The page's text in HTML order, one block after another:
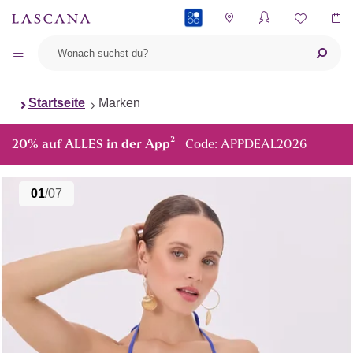
Startseite Marken
20% auf ALLES in der App² | Code: APPDEAL2026
01/07